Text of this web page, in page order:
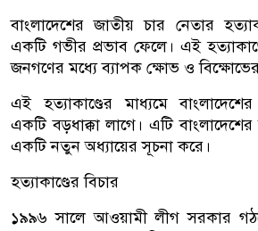
বাংলাদেশের জাতীয় চার নেতার
একটি গভীর প্রভাব ফেলে। এই
জনগণের মধ্যে ব্যাপক ক্ষোভ ও বিক্ষোভের
এই হত্যাকাণ্ডের মাধ্যমে বাংলাদেশের
একটি বড়ধাক্কা লাগে। এটি
একটি নতুন অধ্যায়ের সূচনা করে।
হত্যাকাণ্ডের বিচার
১৯৯৬ সালে আওয়ামী লীগ সরকার